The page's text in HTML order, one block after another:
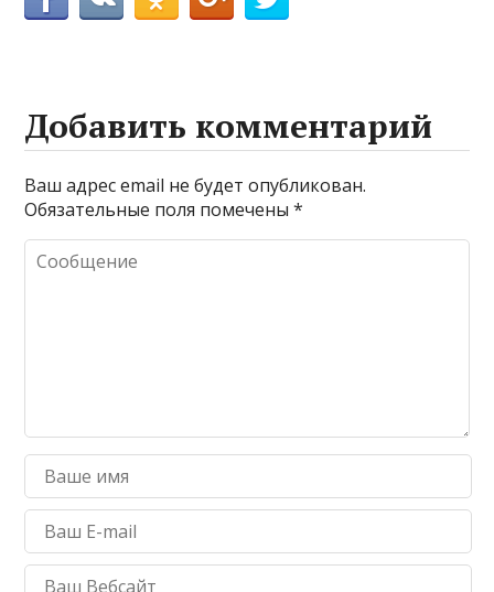
Добавить комментарий
Ваш адрес email не будет опубликован.
Обязательные поля помечены*